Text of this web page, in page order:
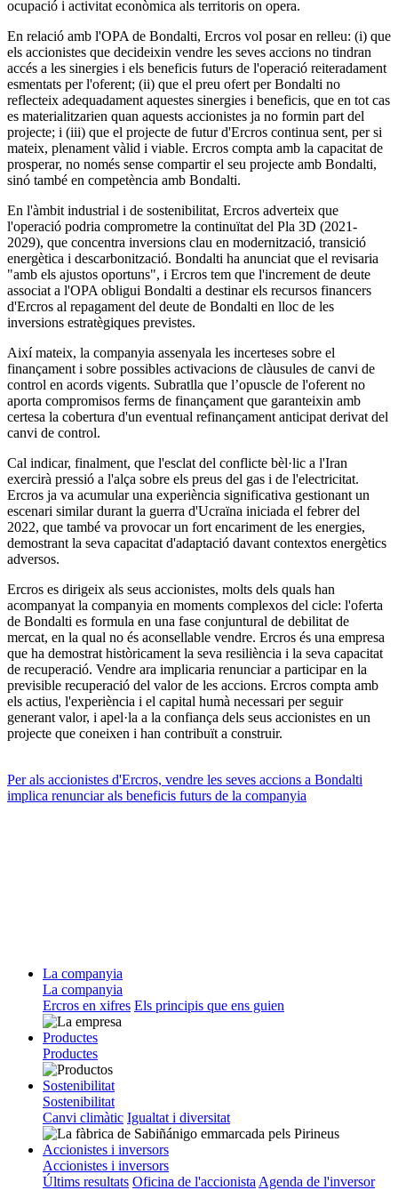
ocupació i activitat econòmica als territoris on opera.
En relació amb l'OPA de Bondalti, Ercros vol posar en relleu: (i) que
els accionistes que decideixin vendre les seves accions no tindran
accés a les sinergies i els beneficis futurs de l'operació reiteradament
esmentats per l'oferent; (ii) que el preu ofert per Bondalti no
reflecteix adequadament aquestes sinergies i beneficis, que en tot cas
es materialitzarien quan aquests accionistes ja no formin part del
projecte; i (iii) que el projecte de futur d'Ercros continua sent, per si
mateix, plenament vàlid i viable. Ercros compta amb la capacitat de
prosperar, no només sense compartir el seu projecte amb Bondalti,
sinó també en competència amb Bondalti.
En l'àmbit industrial i de sostenibilitat, Ercros adverteix que
l'operació podria comprometre la continuïtat del Pla 3D (2021-
2029), que concentra inversions clau en modernització, transició
energètica i descarbonització. Bondalti ha anunciat que el revisaria
"amb els ajustos oportuns", i Ercros tem que l'increment de deute
associat a l'OPA obligui Bondalti a destinar els recursos financers
d'Ercros al repagament del deute de Bondalti en lloc de les
inversions estratègiques previstes.
Així mateix, la companyia assenyala les incerteses sobre el
finançament i sobre possibles activacions de clàusules de canvi de
control en acords vigents. Subratlla que l’opuscle de l'oferent no
aporta compromisos ferms de finançament que garanteixin amb
certesa la cobertura d'un eventual refinançament anticipat derivat del
canvi de control.
Cal indicar, finalment, que l'esclat del conflicte bèl·lic a l'Iran
exercirà pressió a l'alça sobre els preus del gas i de l'electricitat.
Ercros ja va acumular una experiència significativa gestionant un
escenari similar durant la guerra d'Ucraïna iniciada el febrer del
2022, que també va provocar un fort encariment de les energies,
demostrant la seva capacitat d'adaptació davant contextos energètics
adversos.
Ercros es dirigeix als seus accionistes, molts dels quals han
acompanyat la companyia en moments complexos del cicle: l'oferta
de Bondalti es formula en una fase conjuntural de debilitat de
mercat, en la qual no és aconsellable vendre. Ercros és una empresa
que ha demostrat històricament la seva resiliència i la seva capacitat
de recuperació. Vendre ara implicaria renunciar a participar en la
previsible recuperació del valor de les accions. Ercros compta amb
els actius, l'experiència i el capital humà necessari per seguir
generant valor, i apel·la a la confiança dels seus accionistes en un
projecte que coneixen i han contribuït a construir.
Per als accionistes d'Ercros, vendre les seves accions a Bondalti
implica renunciar als beneficis futurs de la companyia
La companyia
La companyia
Ercros en xifres Els principis que ens guien
Productes
Productes
Sostenibilitat
Sostenibilitat
Canvi climàtic Igualtat i diversitat
Accionistes i inversors
Accionistes i inversors
Últims resultats Oficina de l'accionista Agenda de l'inversor